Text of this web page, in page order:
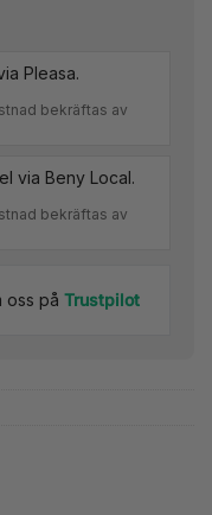
Pleasa.
bekräftas av
via Beny Local.
bekräftas av
oss på Trustpilot